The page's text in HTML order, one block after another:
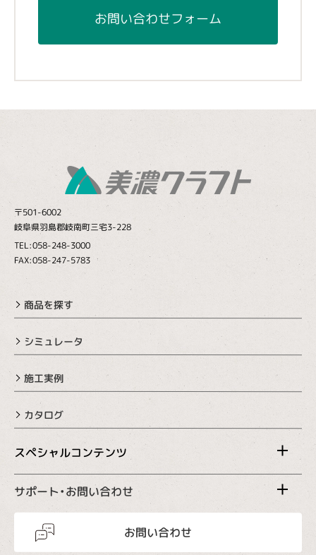
お問い合わせフォーム
〒501-6002
岐阜県羽島郡岐南町三宅3-228
TEL:058-248-3000
FAX:058-247-5783
商品を探す
シミュレータ
施工実例
カタログ
スペシャルコンテンツ
サポート・お問い合わせ
お問い合わせ